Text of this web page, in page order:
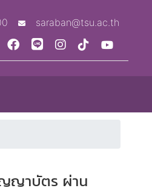
saraban@tsu.ac.th
ญาบัตร ผ่าน